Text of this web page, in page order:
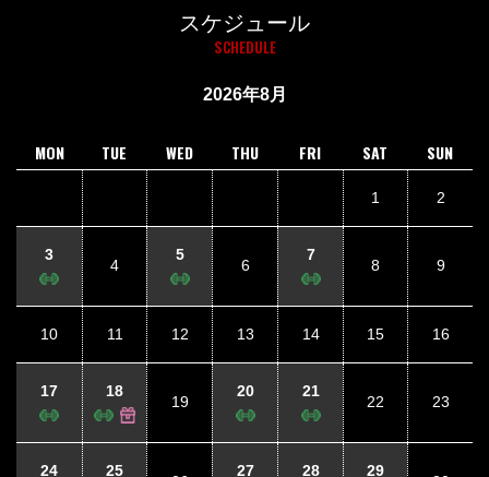
スケジュール
SCHEDULE
2026年8月
MON TUE WED THU FRI SAT SUN
1 2
3
4
5
6
7
8 9
10 11 12 13 14 15 16
17 18
19
20 21
22 23
24 25 27 28 29